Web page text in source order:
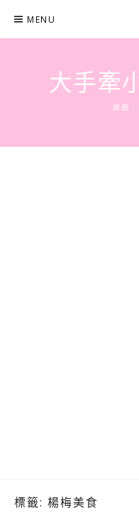
content
MENU
大手牽
旅遊 |
標籤: 楊梅美食